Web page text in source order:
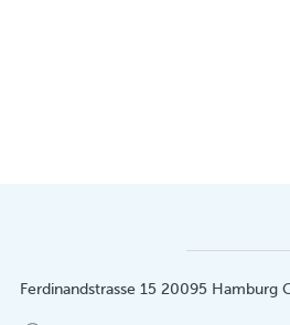
Ferdinandstrasse 15 20095 Hamburg